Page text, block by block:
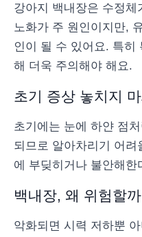
강아지 백내장은 수정
노화가 주 원인이지만,
인이 될 수 있어요. 특히
해 더욱 주의해야 해요.
초기 증상 놓치지
초기에는 눈에 하얀 점
되므로 알아차리기 어려
에 부딪히거나 불안해
백내장, 왜 위험할
악화되면 시력 저하뿐